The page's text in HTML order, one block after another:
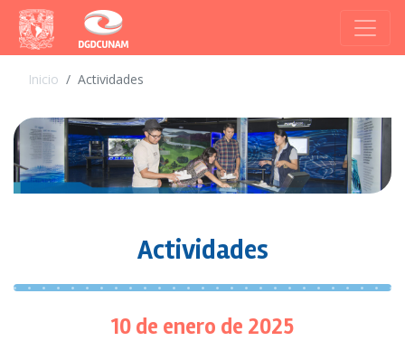
Inicio Actividades
Actividades
10 de enero de 2025